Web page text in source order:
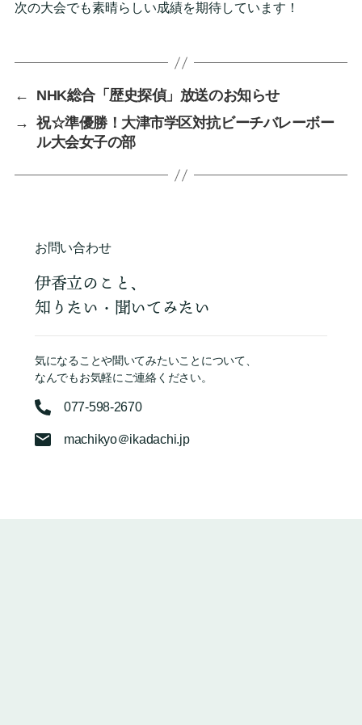
次の大会でも素晴らしい成績を期待しています！
←
NHK総合「歴史探偵」放送のお知らせ
→
祝☆準優勝！大津市学区対抗ビーチバレーボー
ル大会女子の部
お問い合わせ
伊香立のこと、
知りたい・聞いてみたい
気になることや聞いてみたいことについて、
なんでもお気軽にご連絡ください。
077-598-2670
machikyo＠ikadachi.jp